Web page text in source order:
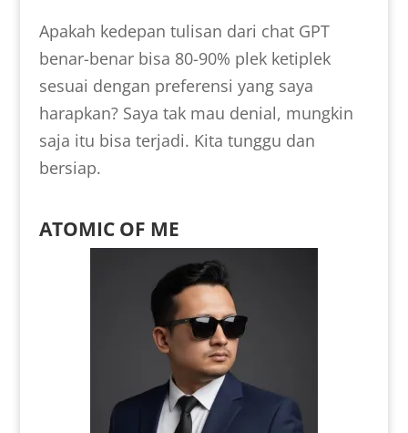
Apakah kedepan tulisan dari chat GPT
benar-benar bisa 80-90% plek ketiplek
sesuai dengan preferensi yang saya
harapkan? Saya tak mau denial, mungkin
saja itu bisa terjadi. Kita tunggu dan
bersiap.
ATOMIC OF ME